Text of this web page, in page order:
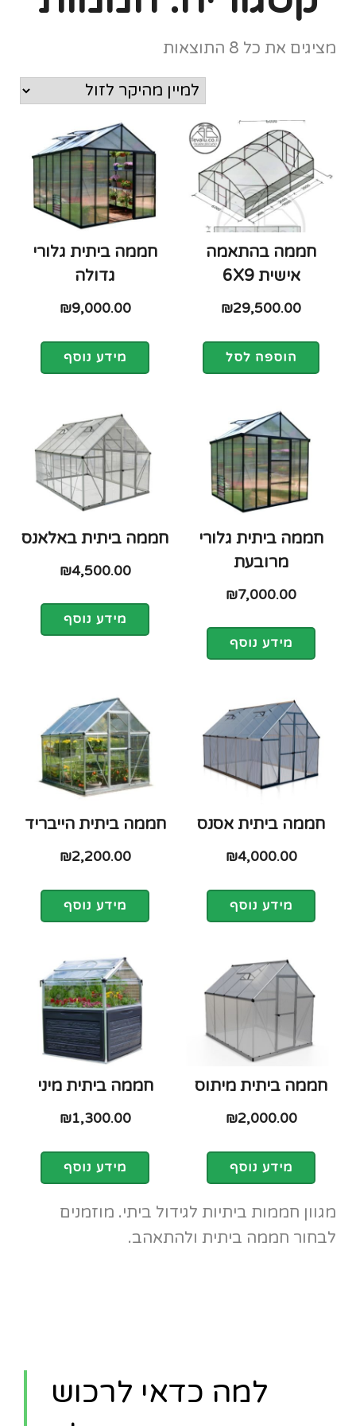
מציגים את כל ⁦8⁩ התוצאות
חממה בהתאמה
אישית 6X9
₪29,500.00
הוספה לסל
חממה ביתית גלורי
גדולה
₪9,000.00
מידע נוסף
חממה ביתית גלורי
מרובעת
₪7,000.00
מידע נוסף
חממה ביתית באלאנס
₪4,500.00
מידע נוסף
חממה ביתית אסנס
₪4,000.00
מידע נוסף
חממה ביתית הייבריד
₪2,200.00
מידע נוסף
חממה ביתית מיתוס
₪2,000.00
מידע נוסף
חממה ביתית מיני
₪1,300.00
מידע נוסף
מגוון חממות ביתיות לגידול ביתי. מוזמנים
לבחור חממה ביתית ולהתאהב.
למה כדאי לרכוש